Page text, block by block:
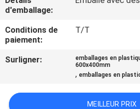
CONTRÔLE
QUALITÉ
CONTACTEZ-
NOUS
d'emballage:
Conditions de
paiement:
T/T
Surligner:
emballages en
600x400mm
, emballages en
MEILLEUR PRIX